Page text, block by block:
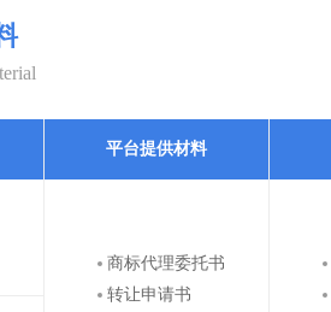
平台提供材料
商标代理委托书
转让申请书